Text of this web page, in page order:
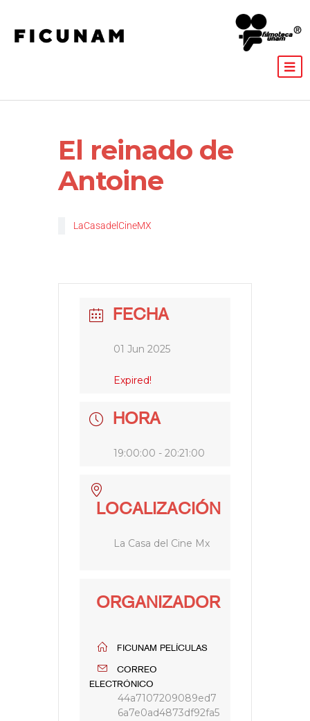
El reinado de
Antoine
LaCasadelCineMX
FECHA
01 Jun 2025
Expired!
HORA
19:00:00 - 20:21:00
LOCALIZACIÓN
La Casa del Cine Mx
ORGANIZADOR
FICUNAM PELÍCULAS
CORREO
ELECTRÓNICO
44a7107209089ed7
6a7e0ad4873df92fa5